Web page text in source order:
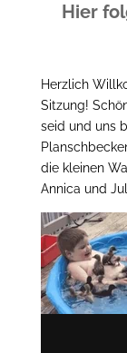
Hier
Herzlich
Sitzung!
seid und uns
die kleinen
Annica und